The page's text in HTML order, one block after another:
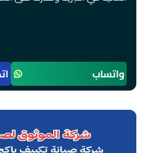
واتساب